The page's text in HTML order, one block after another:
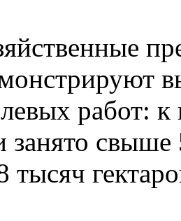
работ:
занято
тысяч